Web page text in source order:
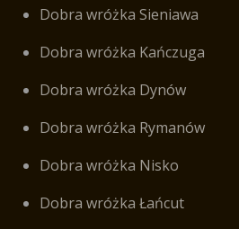
Dobra wróżka Sieniawa
Dobra wróżka Kańczuga
Dobra wróżka Dynów
Dobra wróżka Rymanów
Dobra wróżka Nisko
Dobra wróżka Łańcut